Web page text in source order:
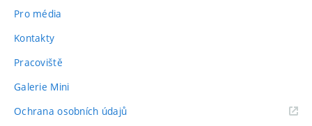
Pro média
Kontakty
Pracoviště
Galerie Mini
Ochrana osobních údajů